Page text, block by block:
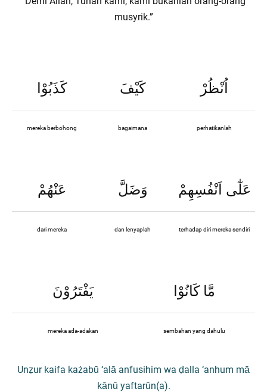
musyrik.”
كَذَبُوْا كَيْفَ اُنْظُرْ
mereka berbohong bagaimana perhatikanlah
عَنْهُمْ وَضَلَّ عَلٰٓى اَنْفُسِهِمْ
dari mereka dan lenyaplah terhadap diri mereka sendiri
يَفْتَرُوْنَ مَّا كَانُوْا
mereka ada-adakan sembahan yang dahulu
Unẓur kaifa każabū ‘alā anfusihim wa ḍalla ‘anhum mā
kānū yaftarūn(a).